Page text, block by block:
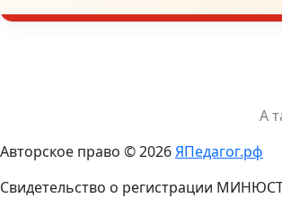
А
Авторское право © 2026ЯПедагог.рф
Свидетельство о регистрации